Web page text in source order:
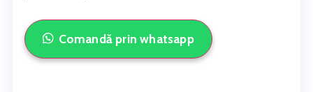
Comandă prin whatsapp